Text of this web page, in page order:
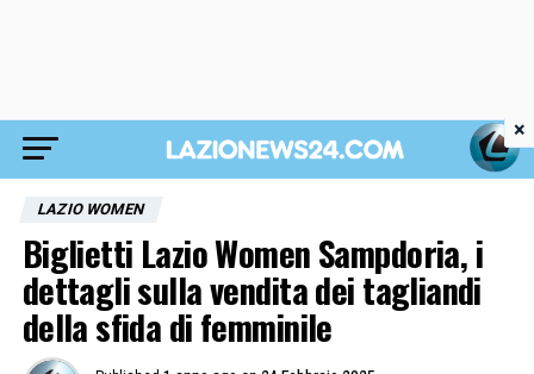
LAZIO WOMEN
Biglietti Lazio Women Sampdoria, i
dettagli sulla vendita dei tagliandi
della sfida di femminile
×